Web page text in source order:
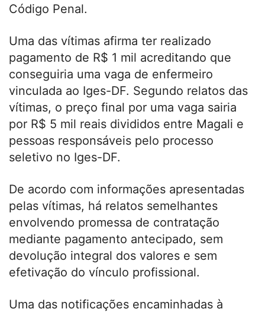
Código Penal.
Uma das vítimas afirma ter realizado
pagamento de R$ 1 mil acreditando que
conseguiria uma vaga de enfermeiro
vinculada ao Iges-DF. Segundo relatos das
vítimas, o preço final por uma vaga sairia
por R$ 5 mil reais divididos entre Magali e
pessoas responsáveis pelo processo
seletivo no Iges-DF.
De acordo com informações apresentadas
pelas vítimas, há relatos semelhantes
envolvendo promessa de contratação
mediante pagamento antecipado, sem
devolução integral dos valores e sem
efetivação do vínculo profissional.
Uma das notificações encaminhadas à